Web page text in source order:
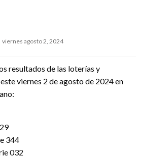
Publicado
viernes agosto 2, 2024
resultados de las loterías y
viernes 2 de agosto de 2024 en
344
032